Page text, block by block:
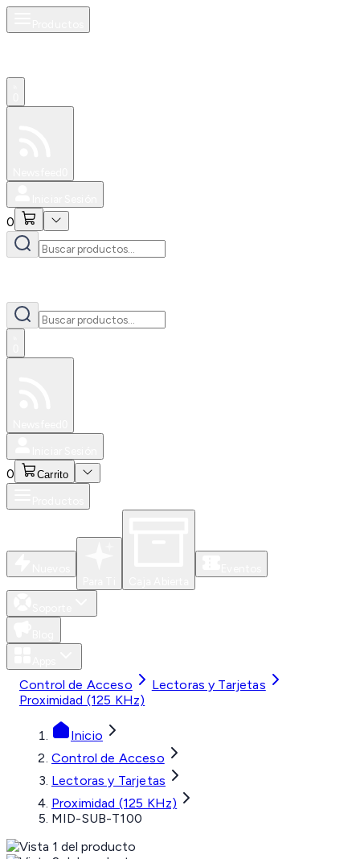
0
0 Carrito
Control de Acceso
Lectoras y Tarjetas
Proximidad (125 KHz)
Inicio
Control de Acceso
Lectoras y Tarjetas
Proximidad (125 KHz)
MID-SUB-T100